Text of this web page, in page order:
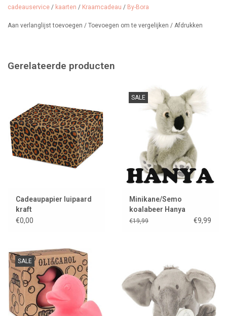
cadeauservice / kaarten / Kraamcadeau / By-Bora
Aan verlanglijst toevoegen / Toevoegen om te vergelijken / Afdrukken
Gerelateerde producten
Cadeaupapier luipaard
kraft
€0,00
SALE
Minikane/Semo
koalabeer Hanya
€19,99 €9,99
SALE